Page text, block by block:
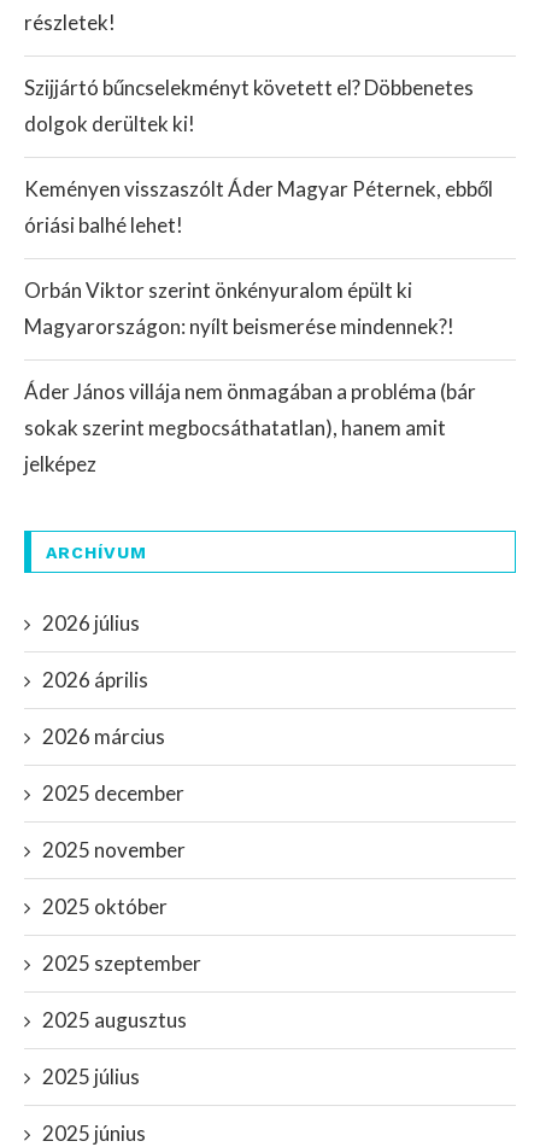
részletek!
Szijjártó bűncselekményt követett el? Döbbenetes
dolgok derültek ki!
Keményen visszaszólt Áder Magyar Péternek, ebből
óriási balhé lehet!
Orbán Viktor szerint önkényuralom épült ki
Magyarországon: nyílt beismerése mindennek?!
Áder János villája nem önmagában a probléma (bár
sokak szerint megbocsáthatatlan), hanem amit
jelképez
ARCHÍVUM
2026 július
2026 április
2026 március
2025 december
2025 november
2025 október
2025 szeptember
2025 augusztus
2025 július
2025 június